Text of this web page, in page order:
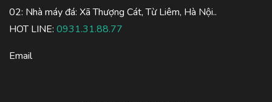
02: Nhà máy đá: Xã Thượng Cát, Từ Liêm, Hà Nội..
HOT LINE: 0931.31.88.77
Email